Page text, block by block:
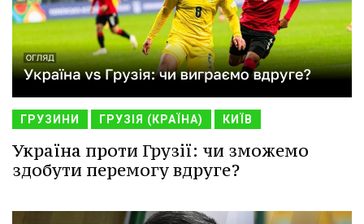
ГРУЗИНИ ГРУЗІЯ (КРАЇНА) КИЇВ
Україна проти Грузії: чи зможемо
здобути перемогу вдруге?